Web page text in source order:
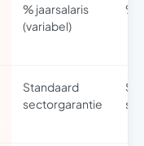
% jaarsalaris
(variabel)
%
Standaard
sectorgarantie